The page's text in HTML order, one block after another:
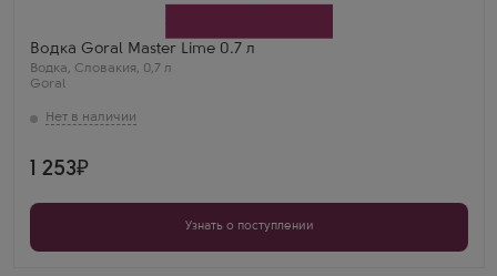
Водка Goral Master Lime 0.7 л
Водка, Словакия, 0,7 л
Goral
1 253
Узнать о поступлении